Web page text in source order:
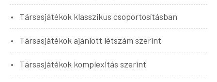
Társasjátékok klasszikus csoportosításban
Társasjátékok ajánlott létszám szerint
Társasjátékok komplexitás szerint